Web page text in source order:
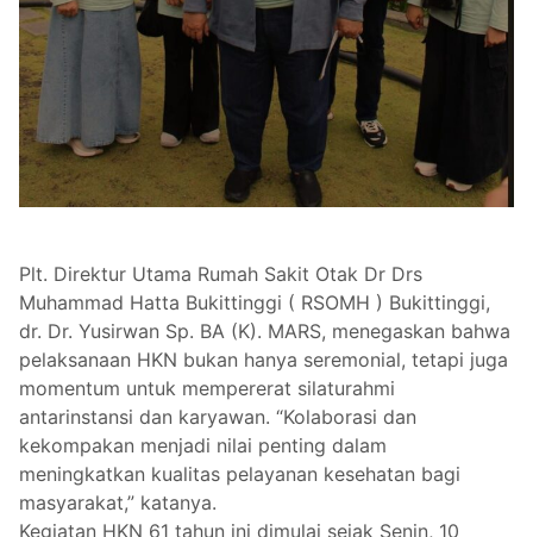
Plt. Direktur Utama Rumah Sakit Otak Dr Drs
Muhammad Hatta Bukittinggi ( RSOMH ) Bukittinggi,
dr. Dr. Yusirwan Sp. BA (K). MARS, menegaskan bahwa
pelaksanaan HKN bukan hanya seremonial, tetapi juga
momentum untuk mempererat silaturahmi
antarinstansi dan karyawan. “Kolaborasi dan
kekompakan menjadi nilai penting dalam
meningkatkan kualitas pelayanan kesehatan bagi
masyarakat,” katanya.
Kegiatan HKN 61 tahun ini dimulai sejak Senin, 10